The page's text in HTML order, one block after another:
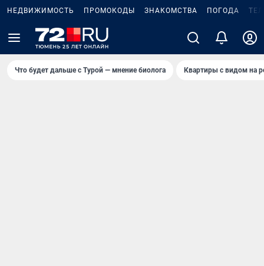
НЕДВИЖИМОСТЬ ПРОМОКОДЫ ЗНАКОМСТВА ПОГОДА
Что будет дальше с Турой — мнение биолога Квартиры с видом на